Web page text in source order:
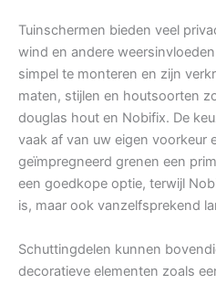
Tuinschermen bieden veel
wind en andere
simpel te monteren en zijn
maten, stijlen en houtsoorten
douglas hout en Nobifix. De
vaak af van uw eigen voorkeur
geïmpregneerd grenen een
een goedkope optie, terwijl
is, maar ook vanzelfsprekend
Schuttingdelen kunnen
decoratieve elementen zoals